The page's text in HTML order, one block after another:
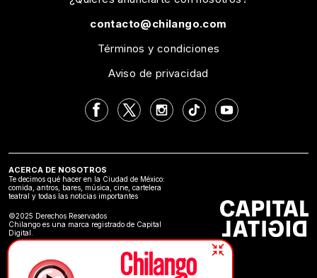
contacto@chilango.com
Términos y condiciones
Aviso de privacidad
ACERCA DE NOSOTROS
Te decimos qué hacer en la Ciudad de México:
comida, antros, bares, música, cine, cartelera
teatral y todas las noticias importantes
©2025 Derechos Reservados
Chilango es una marca registrado de Capital
Digital.